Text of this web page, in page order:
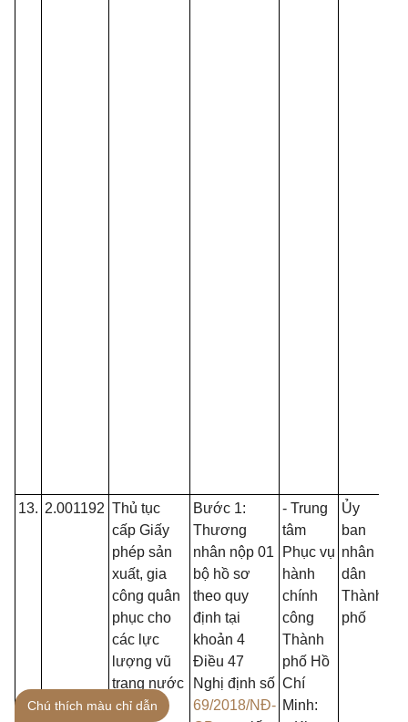
13. 2.001192 Thủ tục
cấp Giấy
phép sản
xuất, gia
công quân
phục cho
các lực
lượng vũ
trang nước
ngoài
Bước 1:
Thương
nhân nộp 01
bộ hồ sơ
theo quy
định tại
khoản 4
Điều 47
Nghị định số
69/2018/NĐ-
- Trung
tâm
Phục vụ
hành
chính
công
Thành
phố Hồ
Chí
Minh:
Ủy
ban
nhân
dân
Thành
phố
Chú thích màu chỉ dẫn